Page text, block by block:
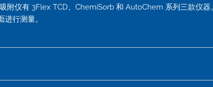
附仪有 3Flex TCD、ChemiSorb 和 AutoChem 系列三款仪
行测量。